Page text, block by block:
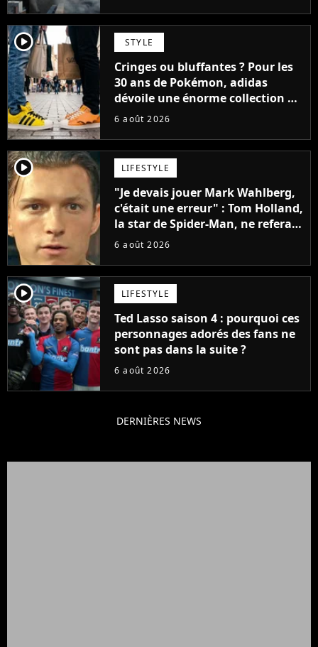
player2 STYLE
Cringes ou bluffantes ? Pour les
30 ans de Pokémon, adidas
dévoile une énorme collection de
sneakers et je ne sais pas quoi en
6 août 2026
player2 LIFESTYLE
"Je devais jouer Mark Wahlberg,
c'était une erreur" : Tom Holland,
la star de Spider-Man, ne referait
pas ce blockbuster
6 août 2026
player2 LIFESTYLE
Ted Lasso saison 4 : pourquoi ces
personnages adorés des fans ne
sont pas dans la suite ?
6 août 2026
DERNIÈRES NEWS